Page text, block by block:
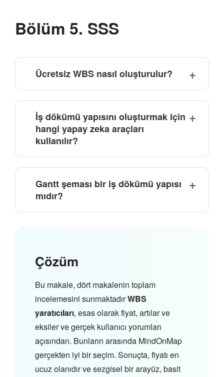
Bölüm 5. SSS
Ücretsiz WBS nasıl oluşturulur?
İş dökümü yapısını oluşturmak için
hangi yapay zeka araçları
kullanılır?
Gantt şeması bir iş dökümü yapısı
mıdır?
Çözüm
Bu makale, dört makalenin toplam
incelemesini sunmaktadırWBS
yaratıcıları, esas olarak fiyat, artılar ve
eksiler ve gerçek kullanıcı yorumları
açısından. Bunların arasında MindOnMap
gerçekten iyi bir seçim. Sonuçta, fiyatı en
ucuz olanıdır ve sezgisel bir arayüz, basit